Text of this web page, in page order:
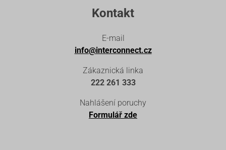
Kontakt
E-mail
info@interconnect.cz
Zákaznická linka
222 261 333
Nahlášení poruchy
Formulář zde